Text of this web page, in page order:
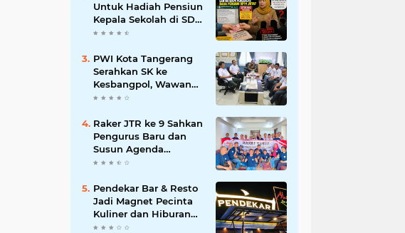
Untuk Hadiah Pensiun
Kepala Sekolah di SDN
Pasar Kemis 2,
Tahu?
PWI Kota Tangerang
Serahkan SK ke
Kesbangpol, Wawan
Fauzi: Peran Media
hingga Fatal
Raker JTR ke 9 Sahkan
Pengurus Baru dan
Susun Agenda
Strategis 2026
Pendekar Bar & Resto
Jadi Magnet Pecinta
Kuliner dan Hiburan
Malam di Tangerang